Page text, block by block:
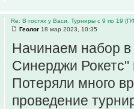
Re: В гостях у Васи. Турниры с 9 по 19
Геолог 18 мар 2023, 10:35
Начинаем набор
Синерджи Рокетс"
Потеряли много
проведение